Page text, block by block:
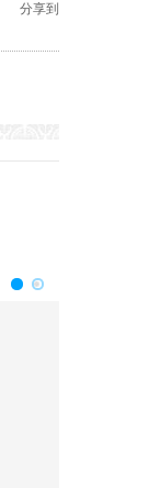
分享到